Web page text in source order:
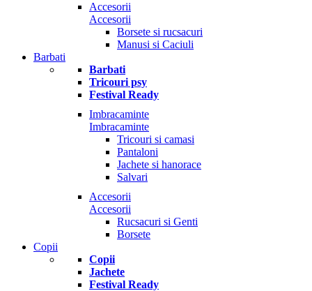
Accesorii
Accesorii
Borsete si rucsacuri
Manusi si Caciuli
Barbati
Barbati
Tricouri psy
Festival Ready
Imbracaminte
Imbracaminte
Tricouri si camasi
Pantaloni
Jachete si hanorace
Salvari
Accesorii
Accesorii
Rucsacuri si Genti
Borsete
Copii
Copii
Jachete
Festival Ready